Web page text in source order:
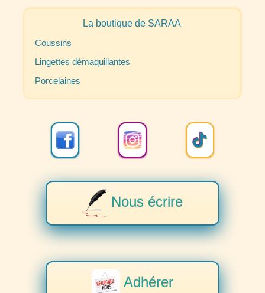
La boutique de SARAA
Coussins
Lingettes démaquillantes
Porcelaines
Nous écrire
Adhérer